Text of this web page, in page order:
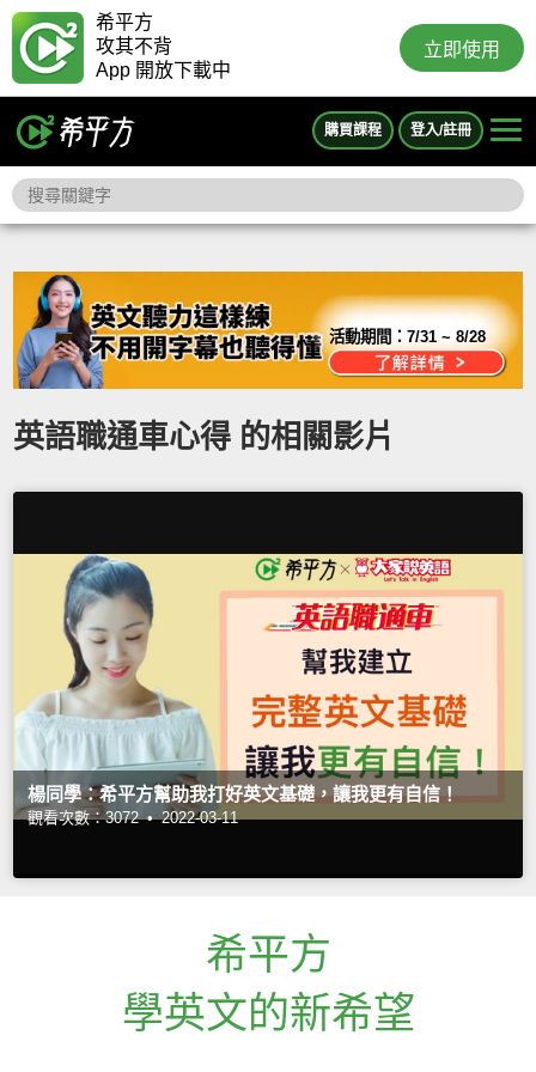
希平方
攻其不背
App 開放下載中
立即使用
購買課程 登入/註冊
活動期間：7/31 ~ 8/28
英語職通車心得 的相關影片
楊同學：希平方幫助我打好英文基礎，讓我更有自信！
觀看次數：3072 • 2022-03-11
希平方
學英文的新希望